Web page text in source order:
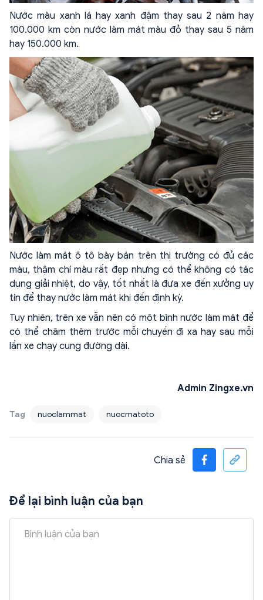
Nước màu xanh lá hay xanh đậm thay sau 2 năm hay
100.000 km còn nước làm mát màu đỏ thay sau 5 năm
hay 150.000 km.
Nước làm mát ô tô bày bán trên thị trường có đủ các
màu, thậm chí màu rất đẹp nhưng có thể không có tác
dụng giải nhiệt, do vậy, tốt nhất là đưa xe đến xưởng uy
tín để thay nước làm mát khi đến định kỳ.
Tuy nhiên, trên xe vẫn nên có một bình nước làm mát để
có thể châm thêm trước mỗi chuyến đi xa hay sau mỗi
lần xe chạy cung đường dài.
Admin Zingxe.vn
Tag nuoclammat nuocmatoto
Chia sẻ
Để lại bình luận của bạn